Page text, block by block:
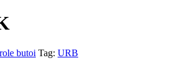
butoi Tag: URB